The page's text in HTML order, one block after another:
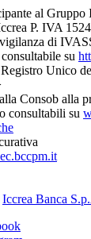
al
P. IVA
di
su
Unico
Consob alla
consultabili su
Iccrea Banca